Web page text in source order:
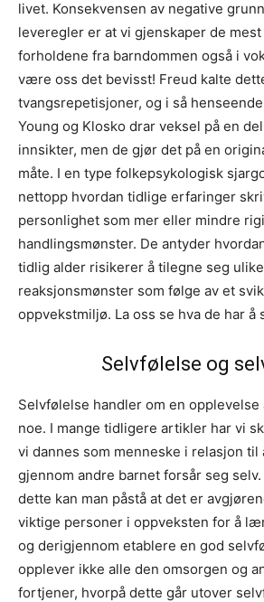
livet. Konsekvensen av negative
leveregler er at vi gjenskaper de
forholdene fra barndommen også i
være oss det bevisst! Freud kalte
tvangsrepetisjoner, og i så
Young og Klosko drar veksel på en
innsikter, men de gjør det på en
måte. I en type folkepsykologisk
nettopp hvordan tidlige erfaringer
personlighet som mer eller mindre
handlingsmønster. De antyder
tidlig alder risikerer å tilegne seg
reaksjonsmønster som følge av et
oppvekstmiljø. La oss se hva de har å
Selvfølelse og
Selvfølelse handler om en
noe. I mange tidligere artikler har vi
vi dannes som menneske i relasjon til
gjennom andre barnet forsår seg
dette kan man påstå at det er
viktige personer i oppveksten for å
og derigjennom etablere en god
opplever ikke alle den omsorgen og
fortjener, hvorpå dette går utover